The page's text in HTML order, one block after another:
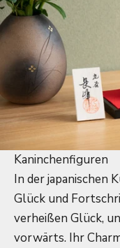
Kaninchenfiguren
In der japanischen
Glück und
verheißen Glück,
vorwärts. Ihr